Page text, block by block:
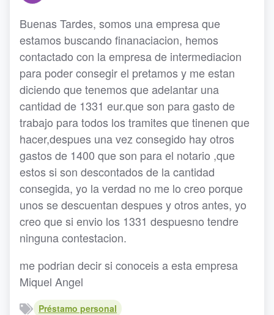
Buenas Tardes, somos una empresa que
estamos buscando finanaciacion, hemos
contactado con la empresa de intermediacion
para poder consegir el pretamos y me estan
diciendo que tenemos que adelantar una
cantidad de 1331 eur.que son para gasto de
trabajo para todos los tramites que tinenen que
hacer,despues una vez consegido hay otros
gastos de 1400 que son para el notario ,que
estos si son descontados de la cantidad
consegida, yo la verdad no me lo creo porque
unos se descuentan despues y otros antes, yo
creo que si envio los 1331 despuesno tendre
ninguna contestacion.
me podrian decir si conoceis a esta empresa
Miquel Angel
Préstamo personal